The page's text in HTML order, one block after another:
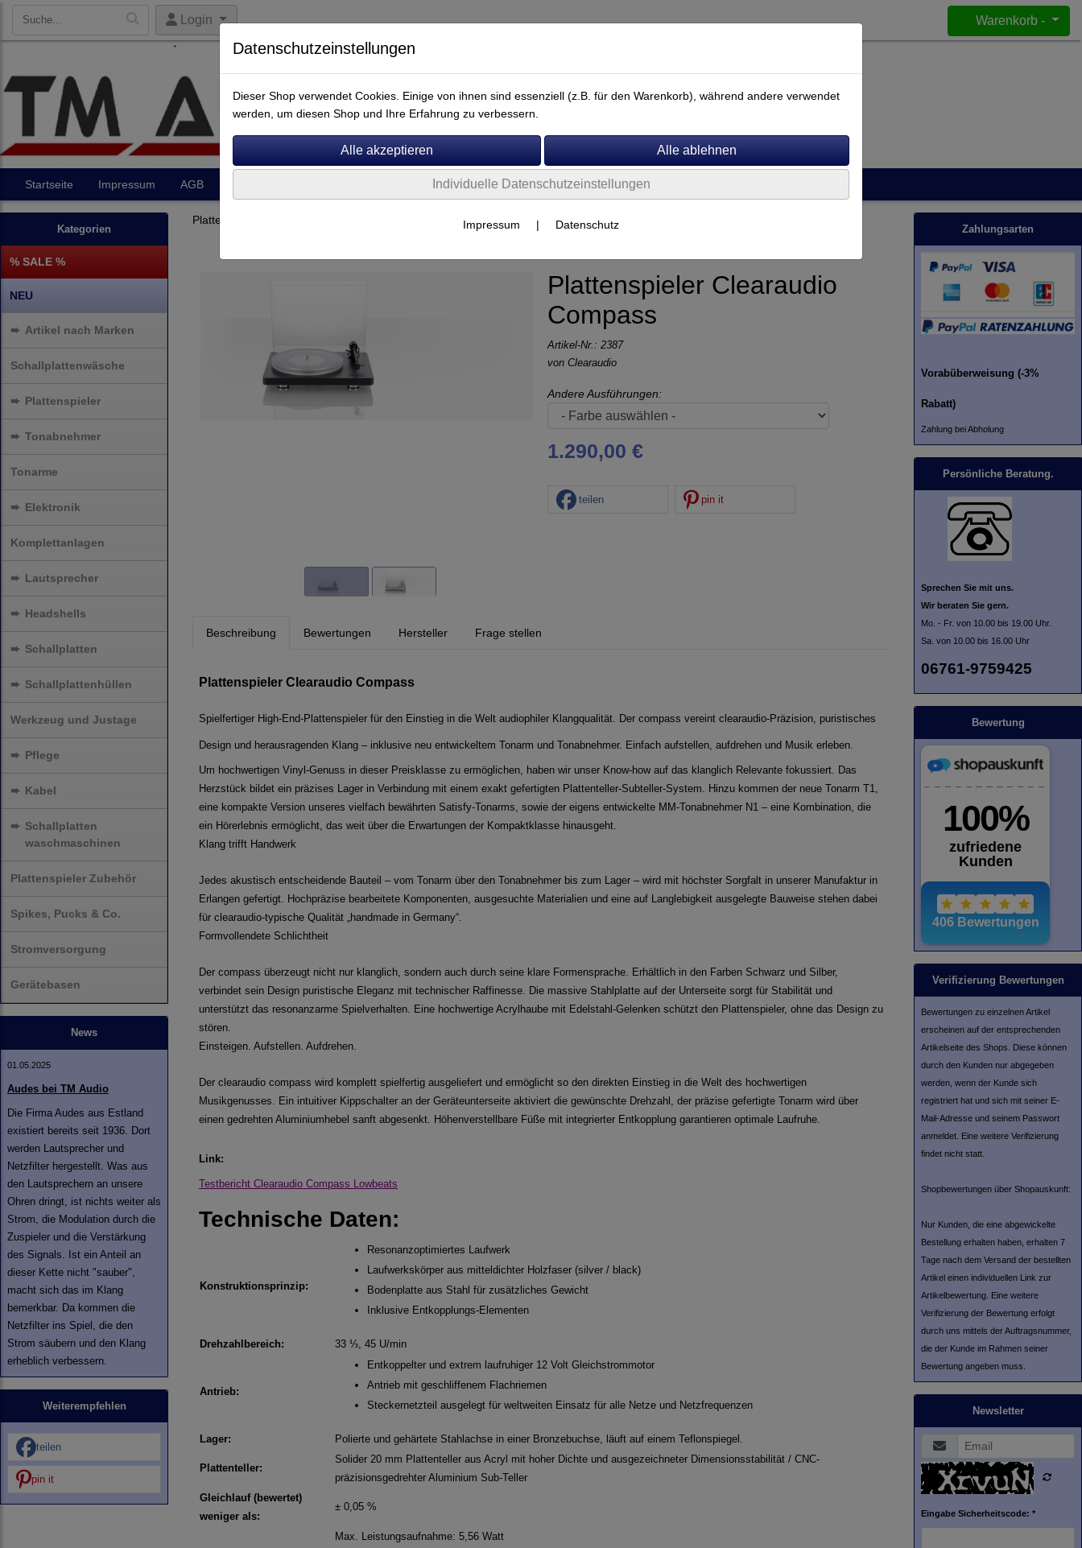
Login Warenkorb -
Startseite Impressum AGB
Kategorien
% SALE %
NEU
➨ Artikel nach Marken
Schallplattenwäsche
➨ Plattenspieler
➨ Tonabnehmer
Tonarme
➨ Elektronik
Komplettanlagen
➨ Lautsprecher
➨ Headshells
➨ Schallplatten
➨ Schallplattenhüllen
Werkzeug und Justage
➨ Pflege
➨ Kabel
➨ Schallplatten
waschmaschinen
Plattenspieler Zubehör
Spikes, Pucks & Co.
Stromversorgung
Gerätebasen
News
01.05.2025
Audes bei TM Audio
Die Firma Audes aus Estland
existiert bereits seit 1936. Dort
werden Lautsprecher und
Netzfilter hergestellt. Was aus
den Lautsprechern an unsere
Ohren dringt, ist nichts weiter als
Strom, die Modulation durch die
Zuspieler und die Verstärkung
des Signals. Ist ein Anteil an
dieser Kette nicht "sauber",
macht sich das im Klang
bemerkbar. Da kommen die
Netzfilter ins Spiel, die den
Strom säubern und den Klang
erheblich verbessern.
Weiterempfehlen
teilen
pin it
Plattenspieler
Plattenspieler Clearaudio
Compass
Artikel-Nr.: 2387
von Clearaudio
Andere Ausführungen:
1.290,00 €
teilen pin it
Beschreibung Bewertungen Hersteller Frage stellen
Plattenspieler Clearaudio Compass
Spielfertiger High-End-Plattenspieler für den Einstieg in die Welt audiophiler Klangqualität. Der compass vereint clearaudio-Präzision, puristisches
Design und herausragenden Klang – inklusive neu entwickeltem Tonarm und Tonabnehmer. Einfach aufstellen, aufdrehen und Musik erleben.
Um hochwertigen Vinyl-Genuss in dieser Preisklasse zu ermöglichen, haben wir unser Know-how auf das klanglich Relevante fokussiert. Das
Herzstück bildet ein präzises Lager in Verbindung mit einem exakt gefertigten Plattenteller-Subteller-System. Hinzu kommen der neue Tonarm T1,
eine kompakte Version unseres vielfach bewährten Satisfy-Tonarms, sowie der eigens entwickelte MM-Tonabnehmer N1 – eine Kombination, die
ein Hörerlebnis ermöglicht, das weit über die Erwartungen der Kompaktklasse hinausgeht.
Klang trifft Handwerk
Jedes akustisch entscheidende Bauteil – vom Tonarm über den Tonabnehmer bis zum Lager – wird mit höchster Sorgfalt in unserer Manufaktur in
Erlangen gefertigt. Hochpräzise bearbeitete Komponenten, ausgesuchte Materialien und eine auf Langlebigkeit ausgelegte Bauweise stehen dabei
für clearaudio-typische Qualität „handmade in Germany“.
Formvollendete Schlichtheit
Der compass überzeugt nicht nur klanglich, sondern auch durch seine klare Formensprache. Erhältlich in den Farben Schwarz und Silber,
verbindet sein Design puristische Eleganz mit technischer Raffinesse. Die massive Stahlplatte auf der Unterseite sorgt für Stabilität und
unterstützt das resonanzarme Spielverhalten. Eine hochwertige Acrylhaube mit Edelstahl-Gelenken schützt den Plattenspieler, ohne das Design zu
stören.
Einsteigen. Aufstellen. Aufdrehen.
Der clearaudio compass wird komplett spielfertig ausgeliefert und ermöglicht so den direkten Einstieg in die Welt des hochwertigen
Musikgenusses. Ein intuitiver Kippschalter an der Geräteunterseite aktiviert die gewünschte Drehzahl, der präzise gefertigte Tonarm wird über
einen gedrehten Aluminiumhebel sanft abgesenkt. Höhenverstellbare Füße mit integrierter Entkopplung garantieren optimale Laufruhe.
Link:
Testbericht Clearaudio Compass Lowbeats
Technische Daten:
Konstruktionsprinzip:
Resonanzoptimiertes Laufwerk
Laufwerkskörper aus mitteldichter Holzfaser (silver / black)
Bodenplatte aus Stahl für zusätzliches Gewicht
Inklusive Entkopplungs-Elementen
Drehzahlbereich: 33 ⅓, 45 U/min
Antrieb:
Entkoppelter und extrem laufruhiger 12 Volt Gleichstrommotor
Antrieb mit geschliffenem Flachriemen
Steckernetzteil ausgelegt für weltweiten Einsatz für alle Netze und Netzfrequenzen
Lager: Polierte und gehärtete Stahlachse in einer Bronzebuchse, läuft auf einem Teflonspiegel.
Plattenteller:
Solider 20 mm Plattenteller aus Acryl mit hoher Dichte und ausgezeichneter Dimensionsstabilität / CNC-
präzisionsgedrehter Aluminium Sub-Teller
Gleichlauf (bewertet)
weniger als:
± 0,05 %
Max. Leistungsaufnahme: 5,56 Watt
Zahlungsarten
Vorabüberweisung (-3%
Rabatt)
Zahlung bei Abholung
Persönliche Beratung.
Sprechen Sie mit uns.
Wir beraten Sie gern.
Mo. - Fr. von 10.00 bis 19.00 Uhr.
Sa. von 10.00 bis 16.00 Uhr
06761-9759425
Bewertung
Verifizierung Bewertungen
Bewertungen zu einzelnen Artikel
erscheinen auf der entsprechenden
Artikelseite des Shops. Diese können
durch den Kunden nur abgegeben
werden, wenn der Kunde sich
registriert hat und sich mit seiner E-
Mail-Adresse und seinem Passwort
anmeldet. Eine weitere Verifizierung
findet nicht statt.
Shopbewertungen über Shopauskunft:
Nur Kunden, die eine abgewickelte
Bestellung erhalten haben, erhalten 7
Tage nach dem Versand der bestellten
Artikel einen individuellen Link zur
Artikelbewertung. Eine weitere
Verifizierung der Bewertung erfolgt
durch uns mittels der Auftragsnummer,
die der Kunde im Rahmen seiner
Bewertung angeben muss.
Newsletter
Eingabe Sicherheitscode: *
Datenschutzeinstellungen
Dieser Shop verwendet Cookies. Einige von ihnen sind essenziell (z.B. für den Warenkorb), während andere verwendet
werden, um diesen Shop und Ihre Erfahrung zu verbessern.
Individuelle Datenschutzeinstellungen
Impressum | Datenschutz